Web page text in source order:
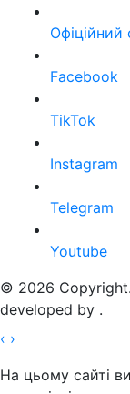
Офіційний
Facebook
TikTok
Instagram
Telegram
Youtube
© 2026
developed by .
‹ ›
На цьому сайті